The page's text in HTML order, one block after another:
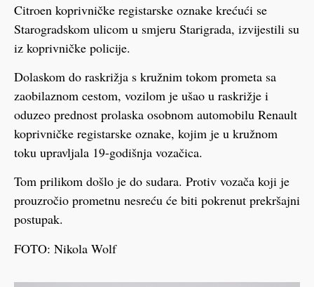
Citroen koprivničke registarske oznake krećući se
Starogradskom ulicom u smjeru Starigrada, izvijestili su
iz koprivničke policije.
Dolaskom do raskrižja s kružnim tokom prometa sa
zaobilaznom cestom, vozilom je ušao u raskrižje i
oduzeo prednost prolaska osobnom automobilu Renault
koprivničke registarske oznake, kojim je u kružnom
toku upravljala 19-godišnja vozačica.
Tom prilikom došlo je do sudara. Protiv vozača koji je
prouzročio prometnu nesreću će biti pokrenut prekršajni
postupak.
FOTO: Nikola Wolf